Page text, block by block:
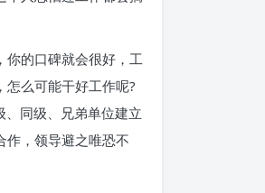
你的口碑就会很好，工
么可能干好工作呢?
同级、兄弟单位建立
作，领导避之唯恐不